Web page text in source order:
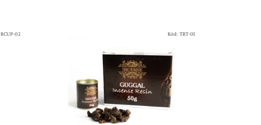
RCUP-02 Kód: TRT-05